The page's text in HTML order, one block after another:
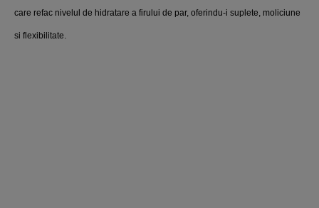
care refac nivelul de hidratare a firului de par, oferindu-i suplete, moliciune
si flexibilitate.